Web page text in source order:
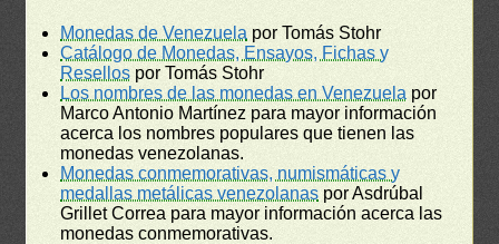
Monedas de Venezuela por Tomás Stohr
Catálogo de Monedas, Ensayos, Fichas y
Resellos por Tomás Stohr
Los nombres de las monedas en Venezuela por
Marco Antonio Martínez para mayor información
acerca los nombres populares que tienen las
monedas venezolanas.
Monedas conmemorativas, numismáticas y
medallas metálicas venezolanas por Asdrúbal
Grillet Correa para mayor información acerca las
monedas conmemorativas.